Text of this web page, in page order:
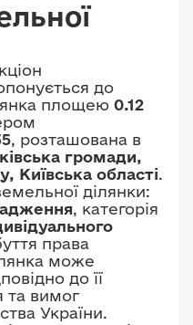
до
площею 0.12
, розташована в
громади,
Київська області.
ділянки:
, категорія
права
може
до її
та вимог
України.